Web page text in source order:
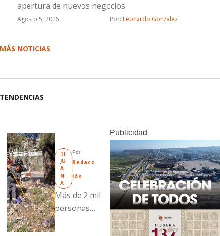
apertura de nuevos negocios
Agosto 5, 2026 Por: Leonardo Gonzalez
MÁS NOTICIAS
TENDENCIAS
TI
JU
A
N
A
Por:
Redacc
ión
Más de 2 mil
personas
Publicidad